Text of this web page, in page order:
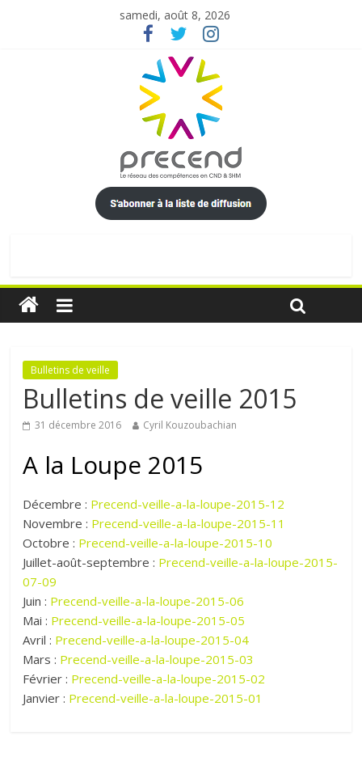
samedi, août 8, 2026
Bulletins de veille
Bulletins de veille 2015
31 décembre 2016 Cyril Kouzoubachian
A la Loupe 2015
Décembre : Precend-veille-a-la-loupe-2015-12
Novembre : Precend-veille-a-la-loupe-2015-11
Octobre : Precend-veille-a-la-loupe-2015-10
Juillet-août-septembre : Precend-veille-a-la-loupe-2015-
07-09
Juin : Precend-veille-a-la-loupe-2015-06
Mai : Precend-veille-a-la-loupe-2015-05
Avril : Precend-veille-a-la-loupe-2015-04
Mars : Precend-veille-a-la-loupe-2015-03
Février : Precend-veille-a-la-loupe-2015-02
Janvier : Precend-veille-a-la-loupe-2015-01